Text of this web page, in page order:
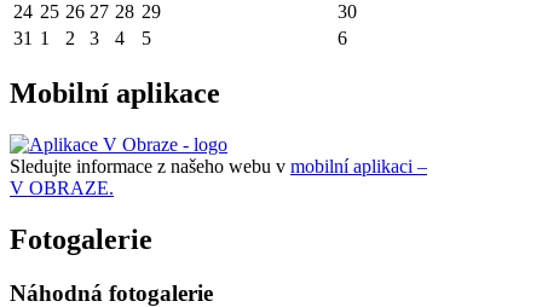
24 25 26 27 28 29
30
31 1 2 3 4 5 6
Mobilní aplikace
Sledujte informace z našeho webu v mobilní aplikaci –
V OBRAZE.
Fotogalerie
Náhodná fotogalerie